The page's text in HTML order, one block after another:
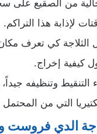
من الصقيع على
لإذابة هذا التراكم.
الثلاجة كي تعرف
كيفية إخراج.
التنقيط وتنظيفه
التي من
الدي فروست